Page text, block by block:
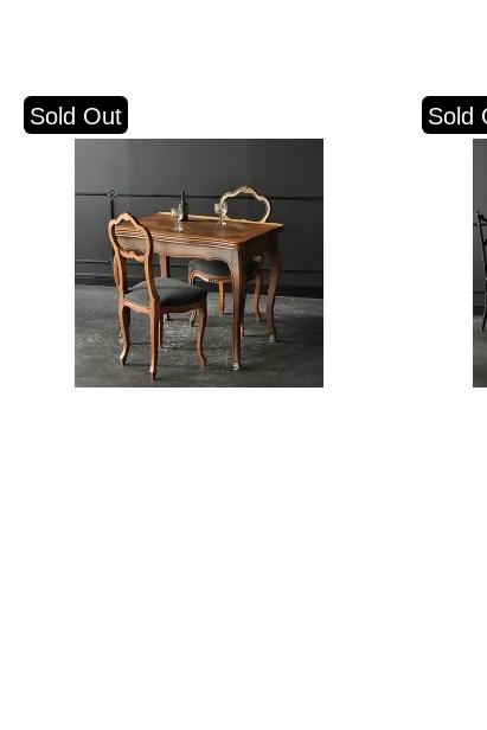
Sold Out Sold